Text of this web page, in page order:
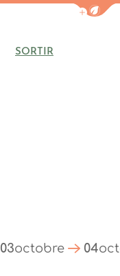
SORTIR
03octobre 04